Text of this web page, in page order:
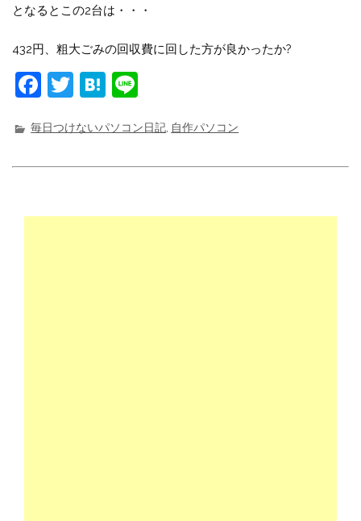
となるとこの2台は・・・
432円、粗大ごみの回収費に回した方が良かったか?
F
c
e
o
T
it
t
r
H
e
n
e
毎日つけないパソコン日記, 自作パソコン